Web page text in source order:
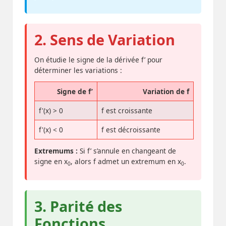
2. Sens de Variation
On étudie le signe de la dérivée f’ pour
déterminer les variations :
Signe de f’
Variation de f
f'(x) > 0
f est croissante
f'(x) < 0
f est décroissante
Extremums : Si f’ s’annule en changeant de
signe en x0, alors f admet un extremum en x0.
3. Parité des